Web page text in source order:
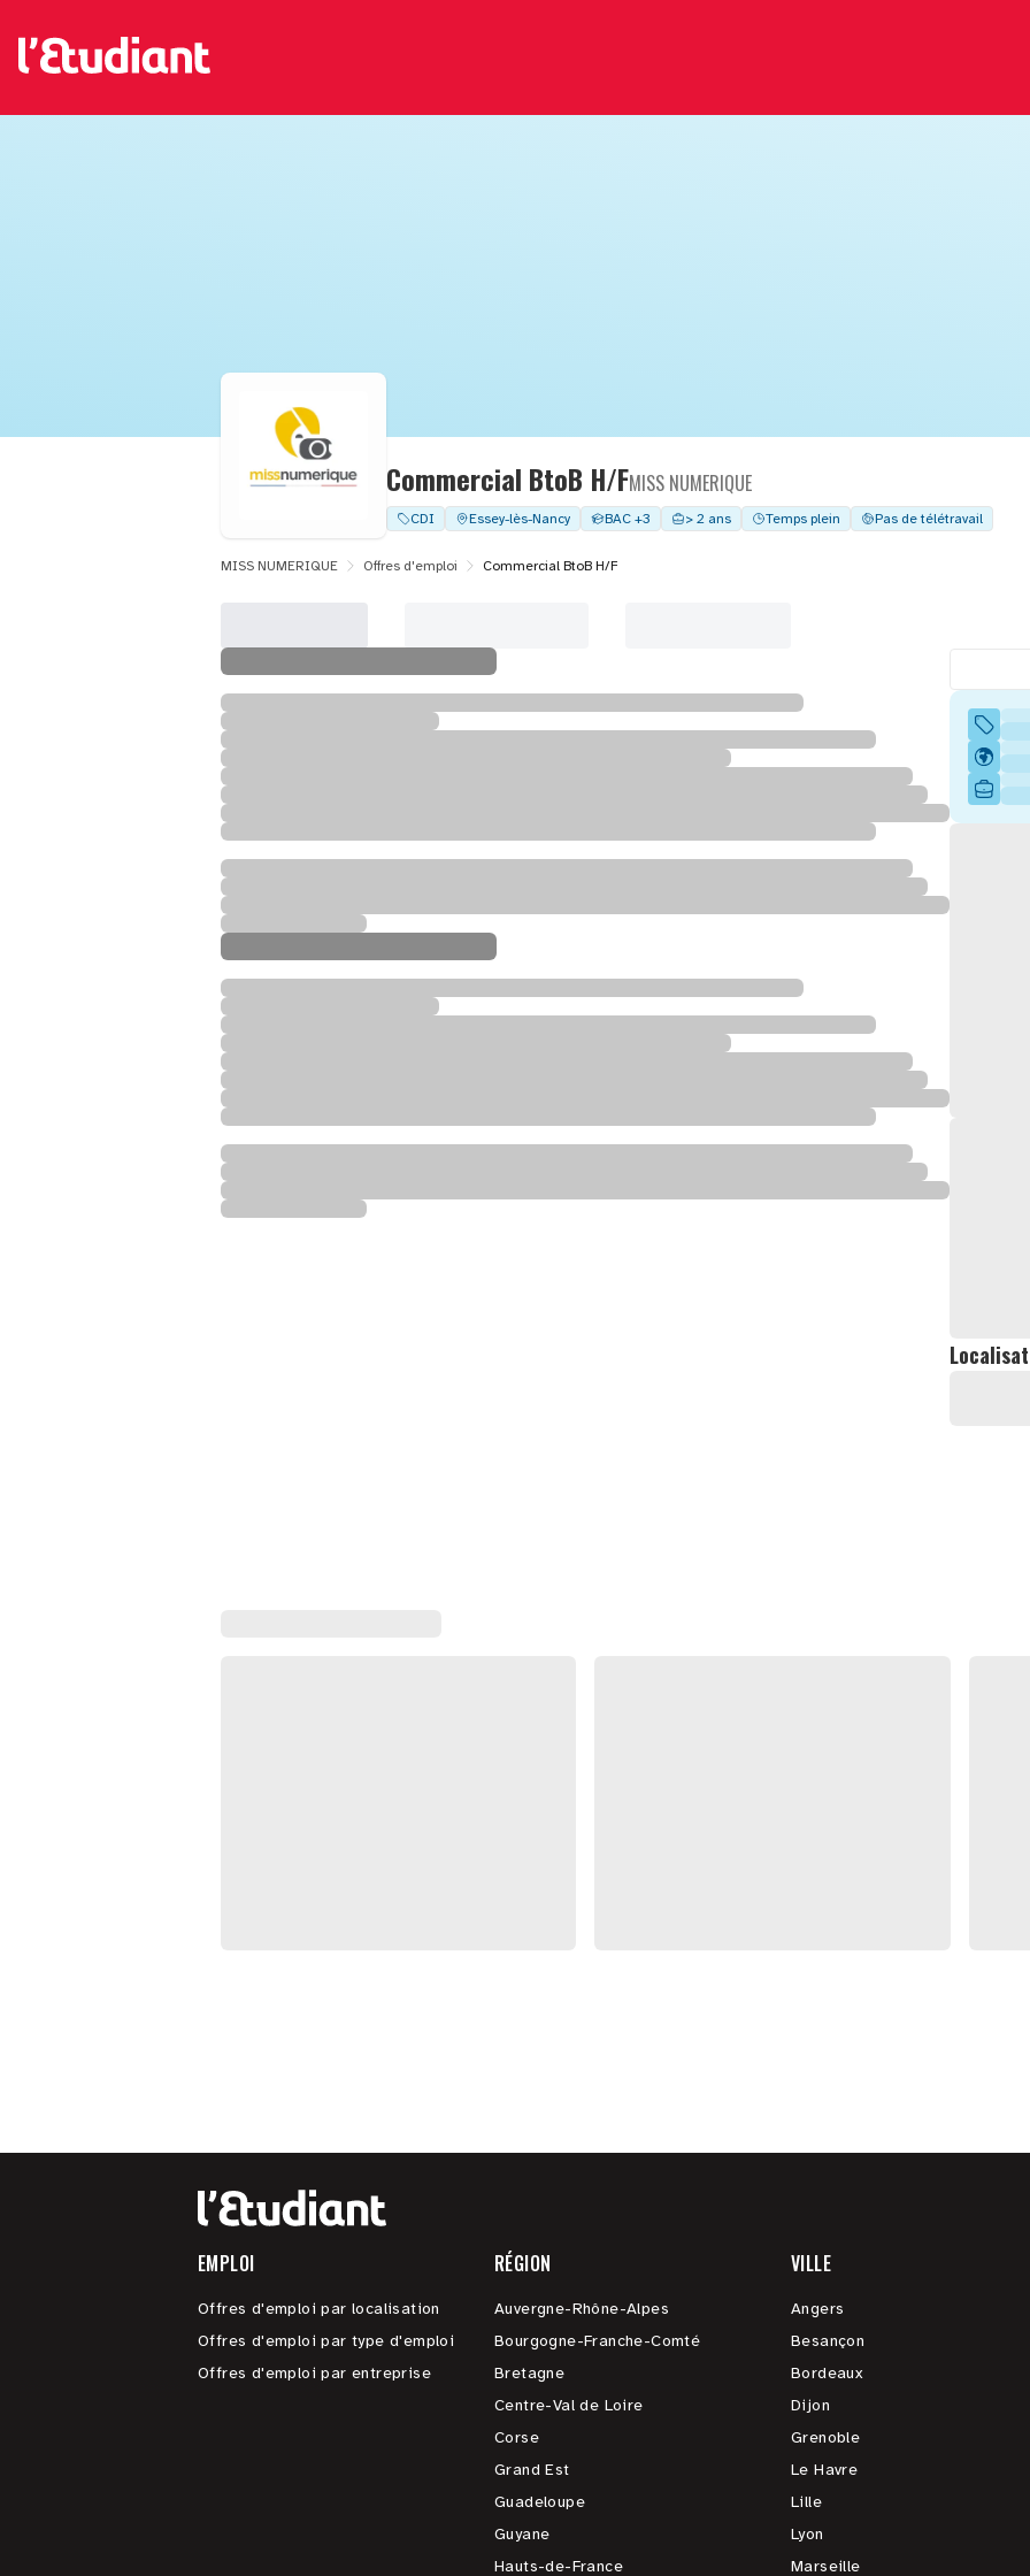
Commercial BtoB H/FMISS NUMERIQUE
CDI Essey-lès-Nancy BAC +3 > 2 ans Temps plein Pas de télétravail
MISS NUMERIQUE Offres d'emploi Commercial BtoB H/F
EMPLOI
Offres d'emploi par localisation
Offres d'emploi par type d'emploi
Offres d'emploi par entreprise
RÉGION
Auvergne-Rhône-Alpes
Bourgogne-Franche-Comté
Bretagne
Centre-Val de Loire
Corse
Grand Est
Guadeloupe
Guyane
Hauts-de-France
VILLE
Angers
Besançon
Bordeaux
Dijon
Grenoble
Le Havre
Lille
Lyon
Marseille